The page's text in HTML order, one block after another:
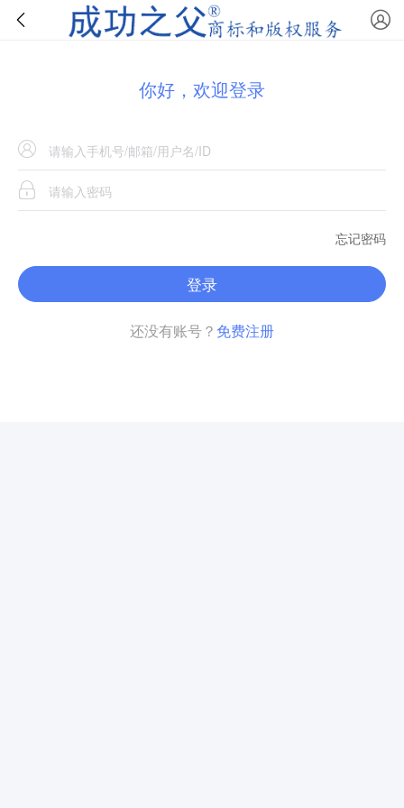
你好，欢迎登录
忘记密码
登录
还没有账号？ 免费注册